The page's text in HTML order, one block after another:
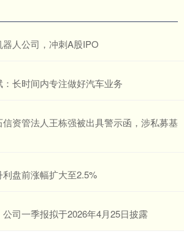
人公司，冲刺A股IPO
长时间内专注做好汽车业务
资管法人王栋强被出具警示函，涉私募基
盘前涨幅扩大至2.5%
司一季报拟于2026年4月25日披露